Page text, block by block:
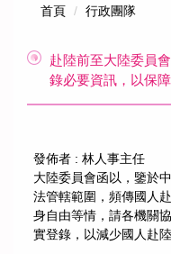
首頁 行政團隊
赴陸前至大陸委員
錄必要資訊，以保
發佈者 : 林人事主任
大陸委員會函以，鑒於
法管轄範圍，頻傳國人
身自由等情，請各機關
實登錄，以減少國人赴